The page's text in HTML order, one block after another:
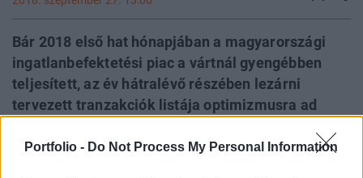
Portfolio - Do Not Process My Personal Information
Bár 2018 első hat hónapjában a magyarországi
ingatlanbefektetési piac a vártnál gyengébben
teljesített, az év hátralévő részében lezárni
tervezett tranzakciók listája optimizmusra ad
regionális igazgatója és magyarországi tőkepiaci